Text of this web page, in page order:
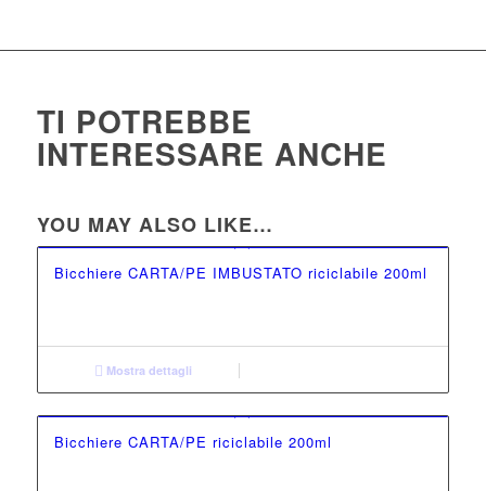
TI POTREBBE
INTERESSARE ANCHE
YOU MAY ALSO LIKE…
Bicchiere CARTA/PE IMBUSTATO riciclabile 200ml
Mostra dettagli
Bicchiere CARTA/PE riciclabile 200ml